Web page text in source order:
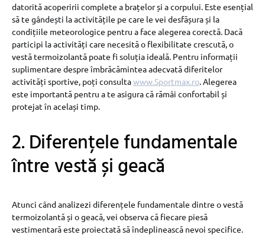
datorită acoperirii complete a brațelor și a corpului. Este esențial
să te gândești la activitățile pe care le vei desfășura și la
condițiile meteorologice pentru a face alegerea corectă. Dacă
participi la activități care necesită o flexibilitate crescută, o
vestă termoizolantă poate fi soluția ideală. Pentru informații
suplimentare despre îmbrăcămintea adecvată diferitelor
activități sportive, poți consultawww.Sportmax.ro. Alegerea
este importantă pentru a te asigura că rămâi confortabil și
protejat în același timp.
2. Diferențele fundamentale
între vestă și geacă
Atunci când analizezi diferențele fundamentale dintre o vestă
termoizolantă și o geacă, vei observa că fiecare piesă
vestimentară este proiectată să îndeplinească nevoi specifice.